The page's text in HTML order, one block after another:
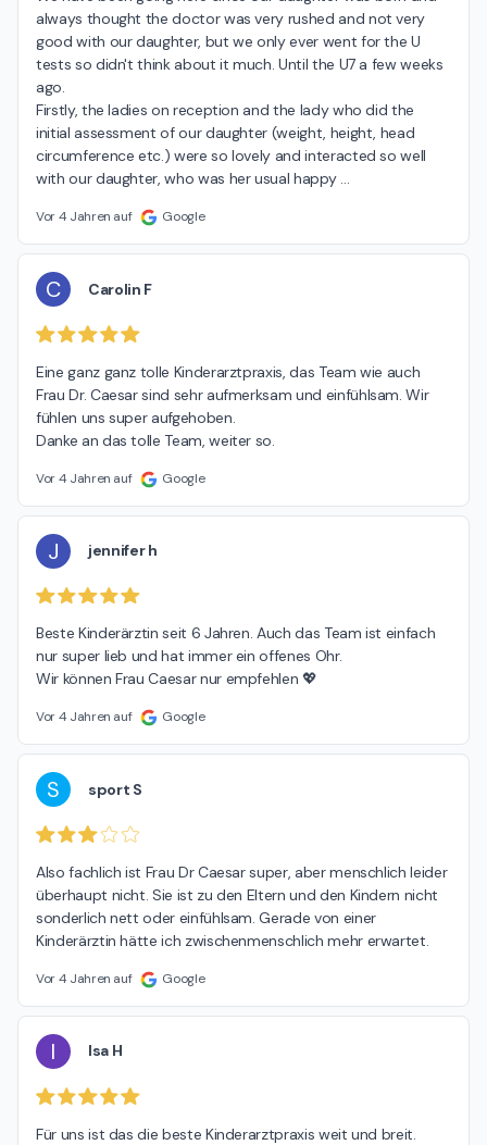
always thought the doctor was very rushed and not very
good with our daughter, but we only ever went for the U
tests so didn't think about it much. Until the U7 a few weeks
ago.
Firstly, the ladies on reception and the lady who did the
initial assessment of our daughter (weight, height, head
circumference etc.) were so lovely and interacted so well
with our daughter, who was her usual happy …
Vor 4 Jahren auf Google
C Carolin F
Eine ganz ganz tolle Kinderarztpraxis, das Team wie auch
Frau Dr. Caesar sind sehr aufmerksam und einfühlsam. Wir
fühlen uns super aufgehoben.
Danke an das tolle Team, weiter so.
Vor 4 Jahren auf Google
J jennifer h
Beste Kinderärztin seit 6 Jahren. Auch das Team ist einfach
nur super lieb und hat immer ein offenes Ohr.
Wir können Frau Caesar nur empfehlen 💖
Vor 4 Jahren auf Google
S sport S
Also fachlich ist Frau Dr Caesar super, aber menschlich leider
überhaupt nicht. Sie ist zu den Eltern und den Kindern nicht
sonderlich nett oder einfühlsam. Gerade von einer
Kinderärztin hätte ich zwischenmenschlich mehr erwartet.
Vor 4 Jahren auf Google
I Isa H
Für uns ist das die beste Kinderarztpraxis weit und breit.